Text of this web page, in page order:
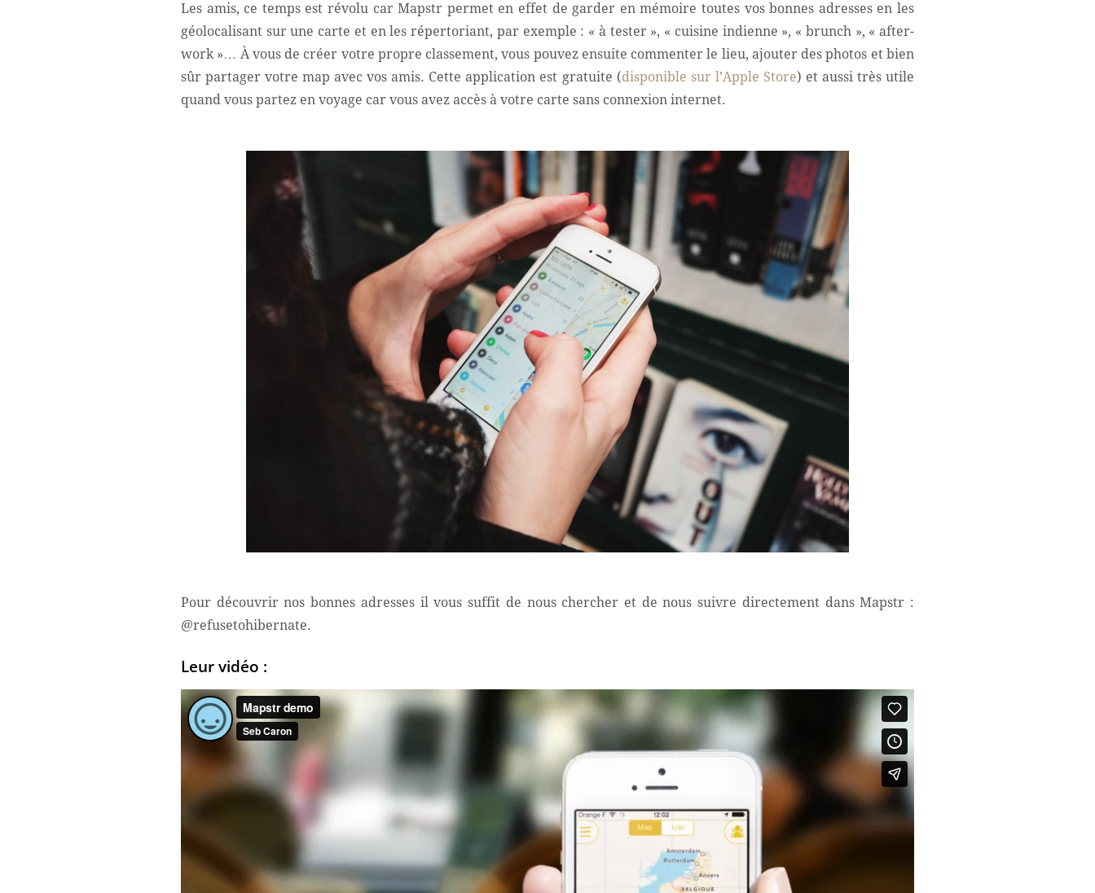
Les amis, ce temps est révolu car Mapstr permet en effet de garder en mémoire toutes vos bonnes adresses en les
géolocalisant sur une carte et en les répertoriant, par exemple : « à tester », « cuisine indienne », « brunch », « after-
work »… À vous de créer votre propre classement, vous pouvez ensuite commenter le lieu, ajouter des photos et bien
sûr partager votre map avec vos amis. Cette application est gratuite (disponible sur l’Apple Store) et aussi très utile
quand vous partez en voyage car vous avez accès à votre carte sans connexion internet.
Pour découvrir nos bonnes adresses il vous suffit de nous chercher et de nous suivre directement dans Mapstr :
@refusetohibernate.
Leur vidéo :